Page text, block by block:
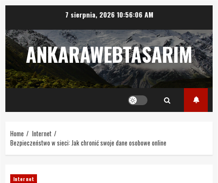
content
7 sierpnia, 2026 10:56:07 AM
ANKARAWEBTASARIM
Home
Internet
Bezpieczeństwo w sieci: Jak chronić swoje dane osobowe online
Internet